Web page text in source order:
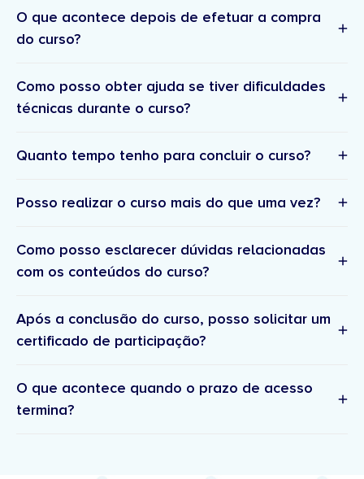
O que acontece depois de efetuar a compra
do curso?
Confirmação da inscrição e resumo da compra –
Um email com os detalhes e confirmação da sua
email.
definir a sua palavra passe para entrar na
plataforma onde pode aceder ao(s) curso(s)
sobre o curso e próximos passos.
Como posso obter ajuda se tiver dificuldades
técnicas durante o curso?
suporte técnico
suporte.academia@doutorfinancas.pt
Quanto tempo tenho para concluir o curso?
Posso realizar o curso mais do que uma vez?
Como posso esclarecer dúvidas relacionadas
com os conteúdos do curso?
comunidade
Após a conclusão do curso, posso solicitar um
certificado de participação?
O que acontece quando o prazo de acesso
termina?